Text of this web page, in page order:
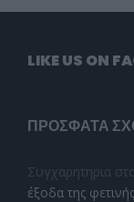
LIKE US ON
ΠΡΌΣΦΑΤΑ
Συγχαρητηρια
έξοδα της